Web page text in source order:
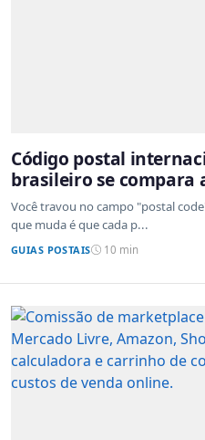
Código postal
brasileiro se compara
sistemas de outros
Você travou no campo "postal
que muda é que cada p...
GUIAS POSTAIS 10 min